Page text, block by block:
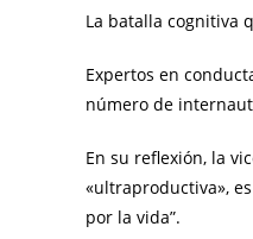
La batalla cognitiva
Expertos en
número de
En su reflexión, la
«ultraproductiva»,
por la vida”.